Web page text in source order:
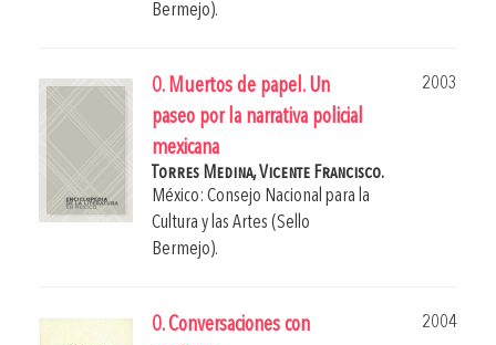
Bermejo).
0. Muertos de papel. Un
paseo por la narrativa policial
mexicana
2003
Torres Medina, Vicente Francisco.
México: Consejo Nacional para la
Cultura y las Artes (Sello
Bermejo).
0. Conversaciones con
2004